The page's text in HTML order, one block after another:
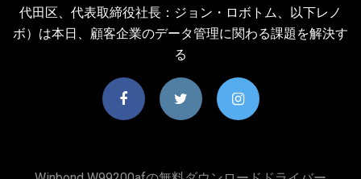
代田区、代表取締役社長：ジョン・ロボトム、以下レノ
ボ）は本日、顧客企業のデータ管理に関わる課題を解決す
る